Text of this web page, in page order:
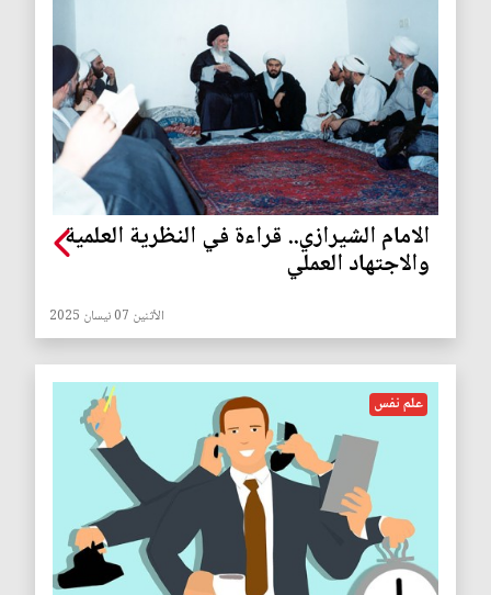
الامام الشيرازي.. قراءة في النظرية العلمية
والاجتهاد العملي
الأثنين 07 نيسان 2025
علم نفس